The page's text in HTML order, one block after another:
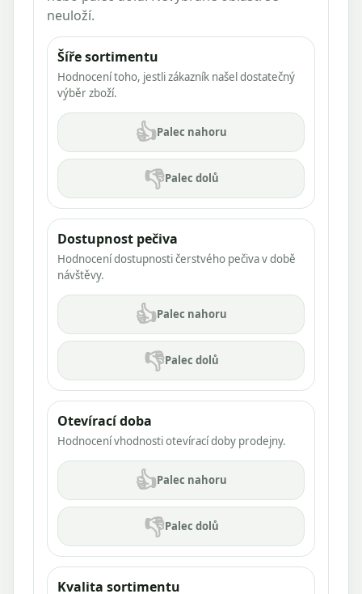
neuloží.
Šíře sortimentu
Hodnocení toho, jestli zákazník našel dostatečný
výběr zboží.
👍Palec nahoru
👎Palec dolů
Dostupnost pečiva
Hodnocení dostupnosti čerstvého pečiva v době
návštěvy.
👍Palec nahoru
👎Palec dolů
Otevírací doba
Hodnocení vhodnosti otevírací doby prodejny.
👍Palec nahoru
👎Palec dolů
Kvalita sortimentu